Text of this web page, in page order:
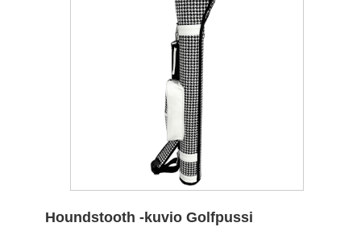
Houndstooth -kuvio Golfpussi